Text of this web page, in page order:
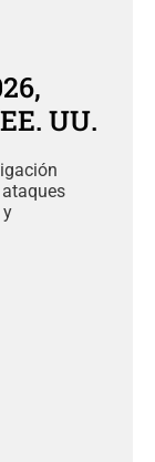
UU.
y